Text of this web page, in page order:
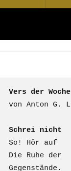
nach:
Vers der Woche
Schrei nicht
So! Hör auf
Die Ruhe der
Gegenstände.